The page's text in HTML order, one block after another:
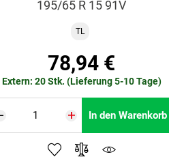
195/65 R 15 91V
TL
78,94 €
Extern: 20 Stk. (Lieferung 5-10 Tage)
In den Warenkorb